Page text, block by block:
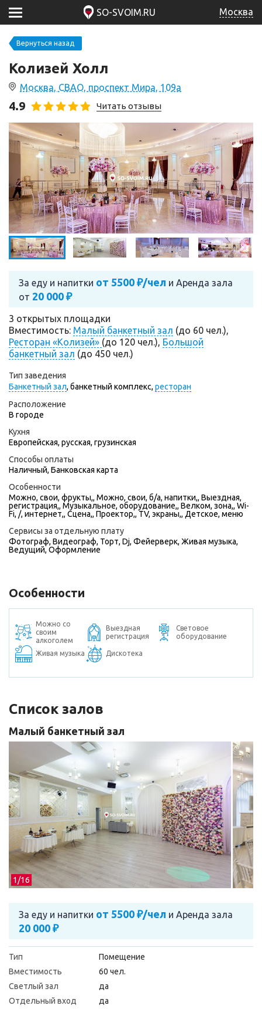
SO-SVOIM.RU Москва
Вернуться назад
Колизей Холл
Москва, СВАО, проспект Мира, 109а
4.9 Читать отзывы
За еду и напитки от 5500 ₽/чел и Аренда зала
от 20 000 ₽
3 открытых площадки
Вместимость: Малый банкетный зал (до 60 чел.),
Ресторан «Колизей» (до 120 чел.), Большой
банкетный зал (до 450 чел.)
Тип заведения
Банкетный зал, банкетный комплекс, ресторан
Расположение
В городе
Кухня
Европейская, русская, грузинская
Способы оплаты
Наличный, Банковская карта
Особенности
Можно, свои, фрукты,, Можно, свои, б/а, напитки,, Выездная,
регистрация,, Музыкальное, оборудование,, Велком, зона,, Wi-
Fi, /, интернет,, Сцена,, Проектор,, TV, экраны,, Детское, меню
Сервисы за отдельную плату
Фотограф, Видеограф, Торт, Dj, Фейерверк, Живая музыка,
Ведущий, Оформление
Особенности
Можно со
своим
алкоголем
Выездная
регистрация
Световое
оборудование
Живая музыка Дискотека
Список залов
1/16
Малый банкетный зал
За еду и напитки от 5500 ₽/чел и Аренда зала
20 000 ₽
Тип
Помещение
Вместимость
60 чел.
Светлый зал
да
Отдельный вход
да